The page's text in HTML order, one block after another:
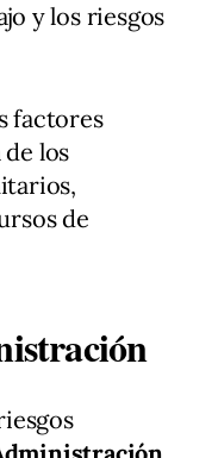
y los riesgos
factores
los
de